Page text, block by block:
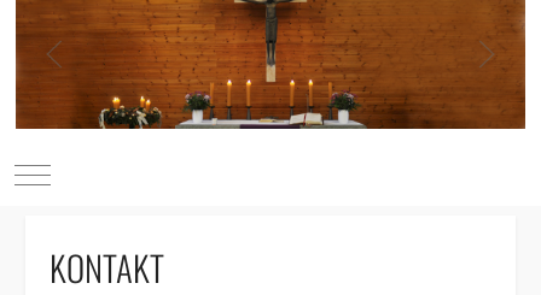
Mobile Menu Toggle
KONTAKT